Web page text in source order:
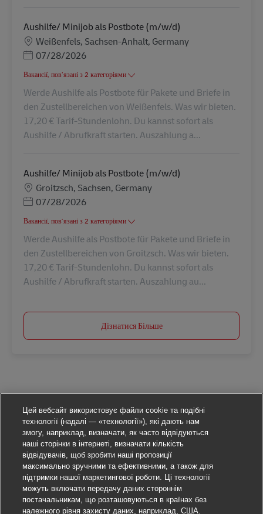
Aushilfe/ Minijob als Postbote (m/w/d)
Місцезнаходження
Weißenfels, Sachsen-Anhalt, Germany
Posted Date
07/28/2026
Вакансії, пов’язані з 2 категоріями
Werde Aushilfe als Postbote für Pakete und Briefe in
den Zustellbereichen von Weißenfels. Was wir bieten.
17,20 € Tarif-Stundenlohn. Du kannst sofort als
Aushilfe / Abrufkraft starten. Auszahlung a...
Aushilfe/ Minijob als Postbote (m/w/d)
Місцезнаходження
Groitzsch, Sachsen, Germany
Posted Date
07/28/2026
Вакансії, пов’язані з 2 категоріями
Werde Aushilfe als Postbote für Pakete und Briefe in
den Zustellbereichen von Groitzsch. Was wir bieten.
17,20 € Tarif-Stundenlohn. Du kannst sofort als
Aushilfe / Abrufkraft starten. Auszahlung au...
Дізнатися Більше
Цей вебсайт використовує файли cookie та подібні
технології (надалі — «технології»), які дають нам
змогу, наприклад, визначати, як часто відвідуються
наші сторінки в інтернеті, визначати кількість
відвідувачів, щоб зробити наші пропозиції
максимально зручними та ефективними, а також для
підтримки нашої маркетингової роботи. Ці технології
можуть включати передачу даних стороннім
постачальникам, що розташовуються в країнах без
належного рівня захисту даних, наприклад, США.